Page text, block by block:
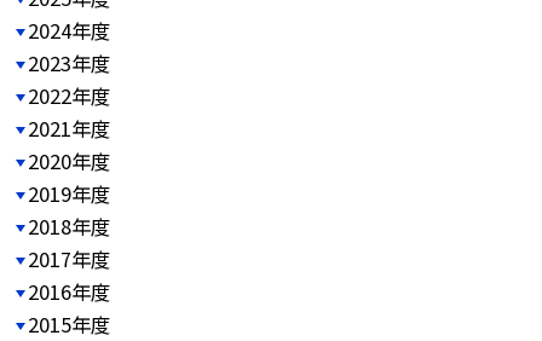
2024年度
2023年度
2022年度
2021年度
2020年度
2019年度
2018年度
2017年度
2016年度
2015年度